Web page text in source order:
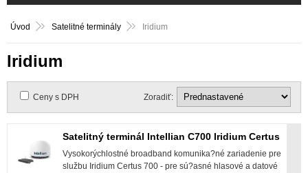
Úvod Satelitné terminály Iridium
Iridium
Ceny s DPH Zoradiť:
Satelitný terminál Intellian C700 Iridium Certus
Vysokorýchlostné broadband komunika?né zariadenie pre
službu Iridium Certus 700 - pre sú?asné hlasové a datové